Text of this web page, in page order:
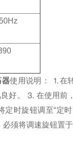
器使用说明：
⒈在
好。
⒊ 在使用前
时旋钮调至“定
须将调速旋钮置